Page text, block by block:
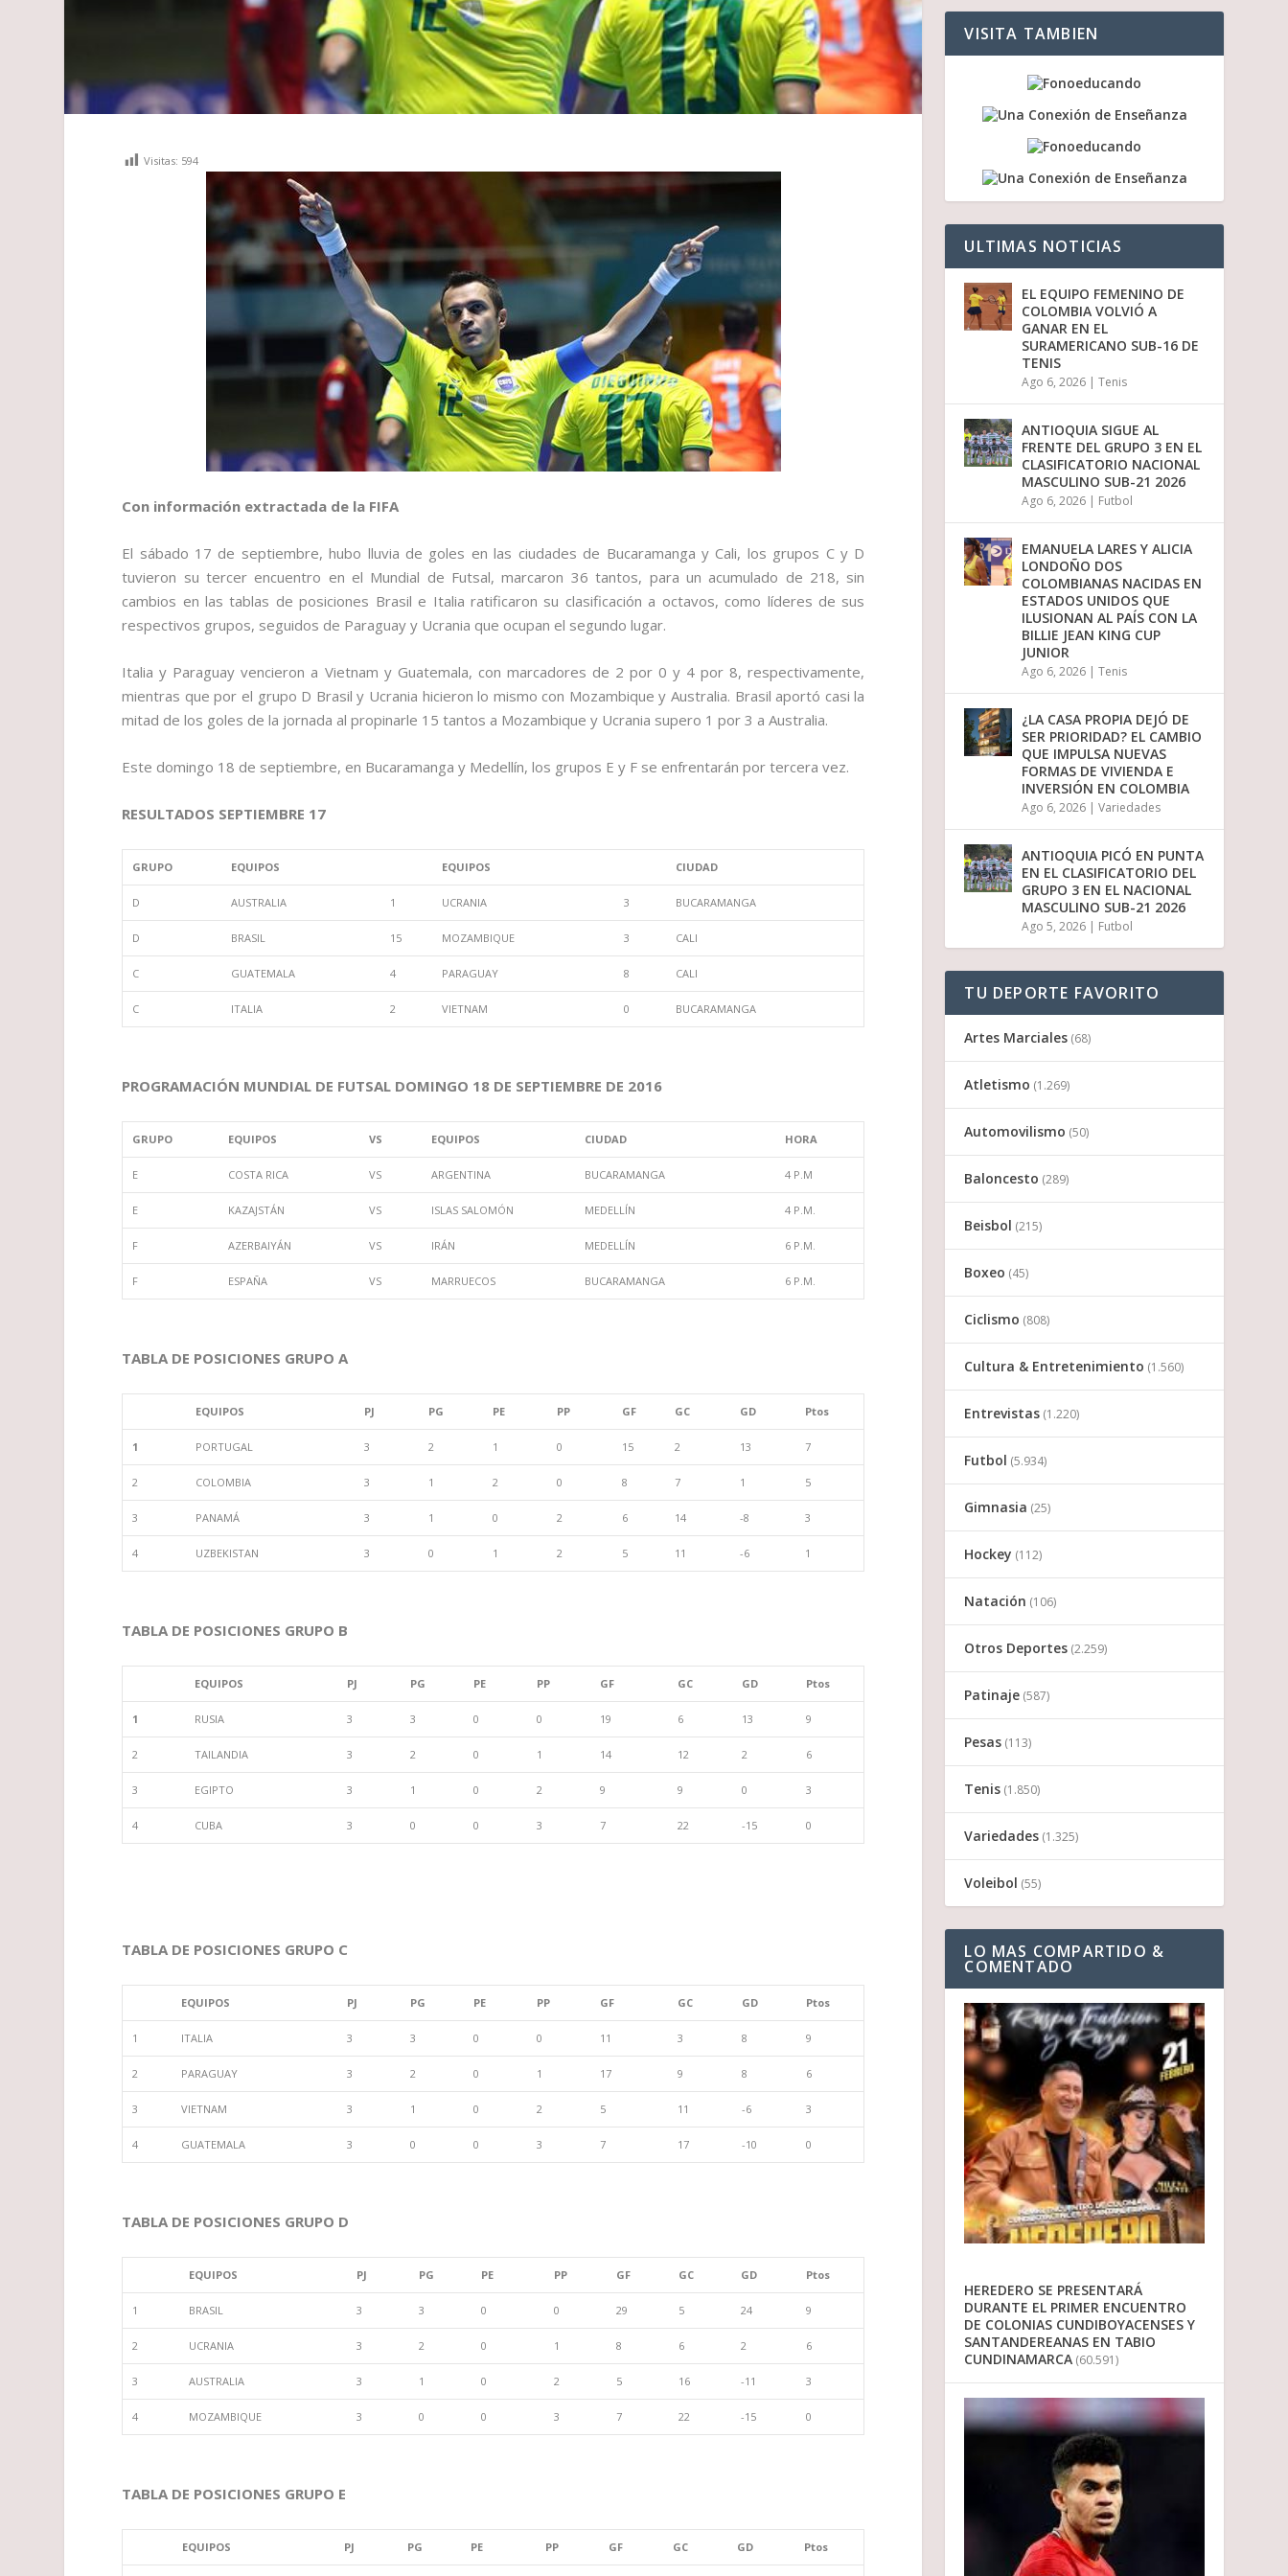
Visitas: 594
Con información extractada de la FIFA
El sábado 17 de septiembre, hubo lluvia de goles en las ciudades de Bucaramanga y Cali, los grupos C y D
tuvieron su tercer encuentro en el Mundial de Futsal, marcaron 36 tantos, para un acumulado de 218, sin
cambios en las tablas de posiciones Brasil e Italia ratificaron su clasificación a octavos, como líderes de sus
respectivos grupos, seguidos de Paraguay y Ucrania que ocupan el segundo lugar.
Italia y Paraguay vencieron a Vietnam y Guatemala, con marcadores de 2 por 0 y 4 por 8, respectivamente,
mientras que por el grupo D Brasil y Ucrania hicieron lo mismo con Mozambique y Australia. Brasil aportó casi la
mitad de los goles de la jornada al propinarle 15 tantos a Mozambique y Ucrania supero 1 por 3 a Australia.
Este domingo 18 de septiembre, en Bucaramanga y Medellín, los grupos E y F se enfrentarán por tercera vez.
RESULTADOS SEPTIEMBRE 17
GRUPO EQUIPOS EQUIPOS CIUDAD
D AUSTRALIA 1 UCRANIA 3 BUCARAMANGA
D BRASIL 15 MOZAMBIQUE 3 CALI
C GUATEMALA 4 PARAGUAY 8 CALI
C ITALIA 2 VIETNAM 0 BUCARAMANGA
PROGRAMACIÓN MUNDIAL DE FUTSAL DOMINGO 18 DE SEPTIEMBRE DE 2016
GRUPO EQUIPOS VS EQUIPOS CIUDAD HORA
E COSTA RICA VS ARGENTINA BUCARAMANGA 4 P.M
E KAZAJSTÁN VS ISLAS SALOMÓN MEDELLÍN 4 P.M.
F AZERBAIYÁN VS IRÁN MEDELLÍN 6 P.M.
F ESPAÑA VS MARRUECOS BUCARAMANGA 6 P.M.
TABLA DE POSICIONES GRUPO A
EQUIPOS PJ PG PE PP GF GC GD Ptos
1 PORTUGAL 3 2 1 0 15 2 13 7
2 COLOMBIA 3 1 2 0 8 7 1 5
3 PANAMÁ 3 1 0 2 6 14 -8 3
4 UZBEKISTAN 3 0 1 2 5 11 -6 1
TABLA DE POSICIONES GRUPO B
EQUIPOS PJ PG PE PP GF GC GD Ptos
1 RUSIA 3 3 0 0 19 6 13 9
2 TAILANDIA 3 2 0 1 14 12 2 6
3 EGIPTO 3 1 0 2 9 9 0 3
4 CUBA 3 0 0 3 7 22 -15 0
TABLA DE POSICIONES GRUPO C
EQUIPOS PJ PG PE PP GF GC GD Ptos
1 ITALIA 3 3 0 0 11 3 8 9
2 PARAGUAY 3 2 0 1 17 9 8 6
3 VIETNAM 3 1 0 2 5 11 -6 3
4 GUATEMALA 3 0 0 3 7 17 -10 0
TABLA DE POSICIONES GRUPO D
EQUIPOS PJ PG PE PP GF GC GD Ptos
1 BRASIL 3 3 0 0 29 5 24 9
2 UCRANIA 3 2 0 1 8 6 2 6
3 AUSTRALIA 3 1 0 2 5 16 -11 3
4 MOZAMBIQUE 3 0 0 3 7 22 -15 0
TABLA DE POSICIONES GRUPO E
EQUIPOS PJ PG PE PP GF GC GD Ptos
r
a
p
a
e
a
d
i
s
i
u
r
e
l
u
m
e
n
.
VISITA TAMBIEN
ULTIMAS NOTICIAS
EL EQUIPO FEMENINO DE
COLOMBIA VOLVIÓ A
GANAR EN EL
SURAMERICANO SUB-16 DE
TENIS
Ago 6, 2026 |Tenis
ANTIOQUIA SIGUE AL
FRENTE DEL GRUPO 3 EN EL
CLASIFICATORIO NACIONAL
MASCULINO SUB-21 2026
Ago 6, 2026 | Futbol
EMANUELA LARES Y ALICIA
LONDOÑO DOS
COLOMBIANAS NACIDAS EN
ESTADOS UNIDOS QUE
ILUSIONAN AL PAÍS CON LA
BILLIE JEAN KING CUP
JUNIOR
Ago 6, 2026 |Tenis
¿LA CASA PROPIA DEJÓ DE
SER PRIORIDAD? EL CAMBIO
QUE IMPULSA NUEVAS
FORMAS DE VIVIENDA E
INVERSIÓN EN COLOMBIA
Ago 6, 2026 |Variedades
ANTIOQUIA PICÓ EN PUNTA
EN EL CLASIFICATORIO DEL
GRUPO 3 EN EL NACIONAL
MASCULINO SUB-21 2026
Ago 5, 2026 | Futbol
TU DEPORTE FAVORITO
Artes Marciales (68)
Atletismo (1.269)
Automovilismo (50)
Baloncesto (289)
Beisbol (215)
Boxeo (45)
Ciclismo (808)
Cultura & Entretenimiento (1.560)
Entrevistas (1.220)
Futbol (5.934)
Gimnasia (25)
Hockey (112)
Natación (106)
Otros Deportes (2.259)
Patinaje (587)
Pesas (113)
Tenis (1.850)
Variedades (1.325)
Voleibol (55)
LO MAS COMPARTIDO &
COMENTADO
HEREDERO SE PRESENTARÁ
DURANTE EL PRIMER ENCUENTRO
DE COLONIAS CUNDIBOYACENSES Y
SANTANDEREANAS EN TABIO
CUNDINAMARCA (60.591)